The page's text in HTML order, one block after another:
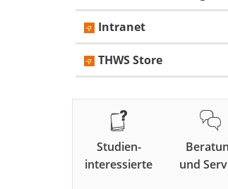
Intranet
THWS Store
Studien-
interessierte
und